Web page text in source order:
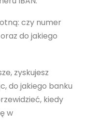
czy numer
do jakiego
zyskujesz
do jakiego banku
kiedy
w